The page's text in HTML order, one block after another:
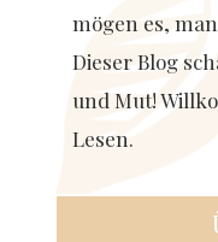
mögen es,
Dieser Blog
und Mut!
Lesen.